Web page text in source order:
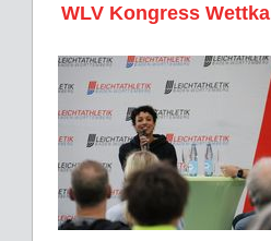
WLV Kongress